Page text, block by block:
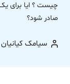
چیست ؟ ایا برای
صادر شود؟
سیامک کیانیان